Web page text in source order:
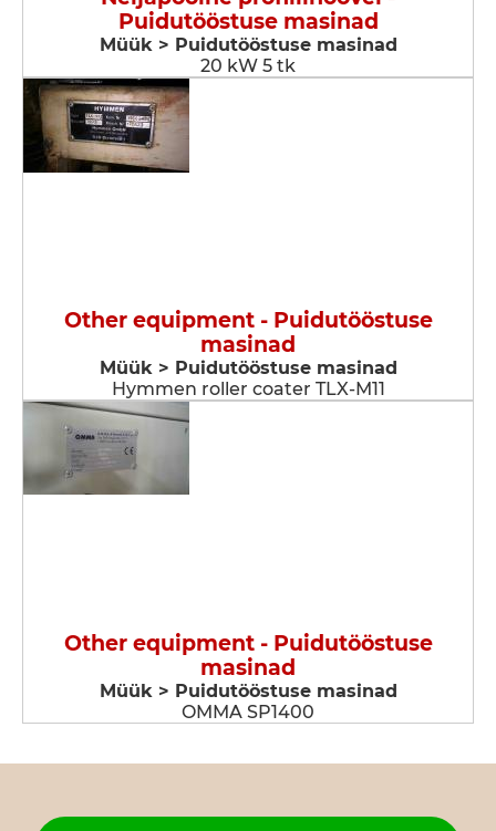
Puidutööstuse masinad
Müük > Puidutööstuse masinad
20 kW 5 tk
Other equipment - Puidutööstuse
masinad
Müük > Puidutööstuse masinad
Hymmen roller coater TLX-M11
Other equipment - Puidutööstuse
masinad
Müük > Puidutööstuse masinad
OMMA SP1400